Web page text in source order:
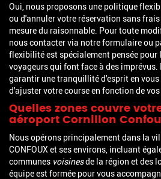
Oui, nous proposons une politique
ou d'annuler votre réservation sans
mesure du raisonnable. Pour toute
nous contacter via notre formulaire ou
flexibilité est spécialement pensée pour
voyageurs qui font face à des
garantir une tranquillité d'esprit en
d'ajuster votre course en fonction de
Quelles zones couvre
aéroport Cornillon
Nous opérons principalement dans la
CONFOUX et ses environs, incluant
communes voisinesde la région et des
équipe est formée pour vous